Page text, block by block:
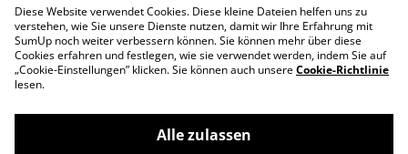
Kontaktieren Sie uns
Rechtliche
Bestimmungen
Datenschutzbestimm
ungen von SumUp
Cookie-Richtlinie
Diese Website verwendet Cookies. Diese kleine Dateien helfen uns zu
verstehen, wie Sie unsere Dienste nutzen, damit wir Ihre Erfahrung mit
SumUp noch weiter verbessern können. Sie können mehr über diese
Cookies erfahren und festlegen, wie sie verwendet werden, indem Sie auf
„Cookie-Einstellungen” klicken. Sie können auch unsereCookie-Richtlinie
lesen.
Alle zulassen